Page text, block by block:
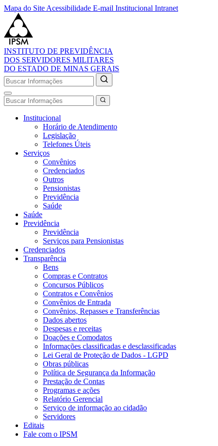
Mapa do Site Acessibilidade E-mail Institucional Intranet
INSTITUTO DE PREVIDÊNCIA
DOS SERVIDORES MILITARES
DO ESTADO DE MINAS GERAIS
Institucional
Horário de Atendimento
Legislação
Telefones Úteis
Serviços
Convênios
Credenciados
Outros
Pensionistas
Previdência
Saúde
Saúde
Previdência
Previdência
Serviços para Pensionistas
Credenciados
Transparência
Bens
Compras e Contratos
Concursos Públicos
Contratos e Convênios
Convênios de Entrada
Convênios, Repasses e Transferências
Dados abertos
Despesas e receitas
Doações e Comodatos
Informações classificadas e desclassificadas
Lei Geral de Proteção de Dados - LGPD
Obras públicas
Política de Segurança da Informação
Prestação de Contas
Programas e ações
Relatório Gerencial
Serviço de informação ao cidadão
Servidores
Editais
Fale com o IPSM